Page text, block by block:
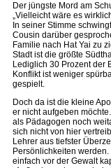
Der jüngste Mord am
„Vielleicht wäre es
In seiner Stimme
Cousin darüber
Familie nach Hat Yai zu
Stadt ist die größte
Lediglich 30 Prozent der
Konflikt ist weniger
gespielt.
Doch da ist die kleine
er nicht aufgeben
als Pädagogen noch
sich nicht von hier
Lehrer aus tiefster
Persönlichkeiten
einfach vor der Gewalt